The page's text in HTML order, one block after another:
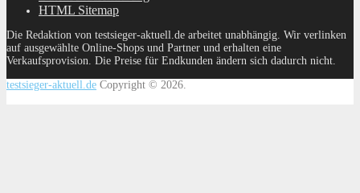
HTML Sitemap
Die Redaktion von testsieger-aktuell.de arbeitet unabhängig. Wir verlinken
auf ausgewählte Online-Shops und Partner und erhalten eine
Verkaufsprovision. Die Preise für Endkunden ändern sich dadurch nicht.
testsieger-aktuell.de Copyright © 2026.